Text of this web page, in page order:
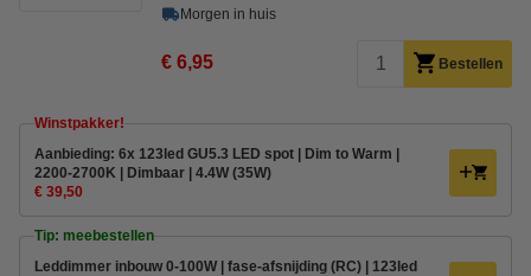
Morgen in huis
€ 6,95 Bestellen
Winstpakker!
Aanbieding: 6x 123led GU5.3 LED spot | Dim to Warm |
2200-2700K | Dimbaar | 4.4W (35W)
€ 39,50
Tip: meebestellen
Leddimmer inbouw 0-100W | fase-afsnijding (RC) | 123led